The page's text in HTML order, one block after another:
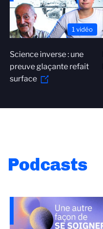
1 vidéo
Science inverse : une
preuve glaçante refait
surface
Podcasts